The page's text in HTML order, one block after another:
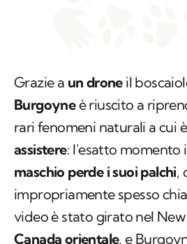
Grazie a un droneil
Burgoyneè riuscito a
rari fenomeni naturali a cui
assistere: l'esatto momento
maschio perde i suoi palchi,
impropriamente spesso
video è stato girato nel
Canada orientale, e